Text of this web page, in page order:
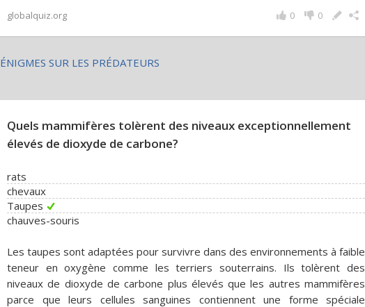
globalquiz.org 0
0
ÉNIGMES SUR LES PRÉDATEURS
Quels mammifères tolèrent des niveaux exceptionnellement
élevés de dioxyde de carbone?
rats
chevaux
Taupes
chauves-souris
Les taupes sont adaptées pour survivre dans des environnements à faible
teneur en oxygène comme les terriers souterrains. Ils tolèrent des
niveaux de dioxyde de carbone plus élevés que les autres mammifères
parce que leurs cellules sanguines contiennent une forme spéciale